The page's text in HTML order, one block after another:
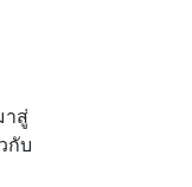
าสู่
กับ